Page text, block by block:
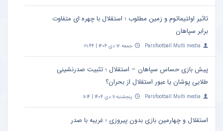
تاثیر اولتیماتوم و زمین مطلوب ؛ استقلال با چهره ای متفاوت
برابر سپاهان
Parsfootball Multi media جمعه ۱۲ دی ۱۴۰۴ | ۲۱:۴۴
پیش بازی حساس سپاهان – استقلال ؛ تثبیت صدرنشینی
طلایی پوشان یا عبور استقلال از بحران؟
Parsfootball Multi media پنجشنبه ۱۱ دی ۱۴۰۴ | ۱۱:۱۴
استقلال و چهارمین بازی بدون پیروزی ؛ غریبه با صدر